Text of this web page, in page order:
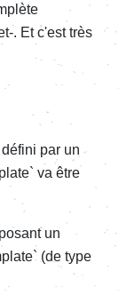
. Et c'est très
par un
va être
un
(de type